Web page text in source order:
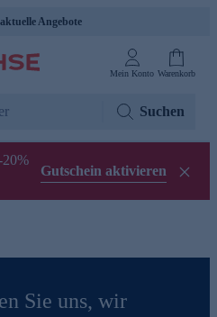
Angebote
Mein Konto Warenkorb
Suchen
Gutschein aktivieren
Sie uns, wir